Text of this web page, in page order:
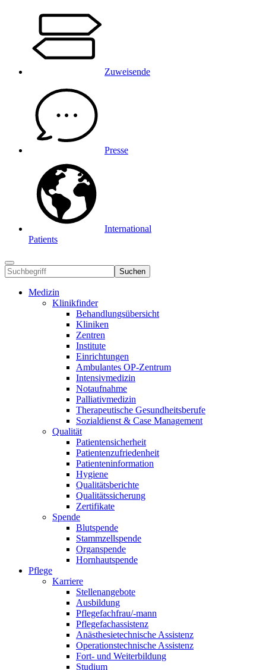
Zuweisende
Presse
International
Patients
Suchen
Medizin
Klinikfinder
Behandlungsübersicht
Kliniken
Zentren
Institute
Einrichtungen
Ambulantes OP-Zentrum
Intensivmedizin
Notaufnahme
Palliativmedizin
Therapeutische Gesundheitsberufe
Sozialdienst & Case Management
Qualität
Patientensicherheit
Patientenzufriedenheit
Patienteninformation
Hygiene
Qualitätsberichte
Qualitätssicherung
Zertifikate
Spende
Blutspende
Stammzellspende
Organspende
Hornhautspende
Pflege
Karriere
Stellenangebote
Ausbildung
Pflegefachfrau/-mann
Pflegefachassistenz
Anästhesietechnische Assistenz
Operationstechnische Assistenz
Fort- und Weiterbildung
Studium